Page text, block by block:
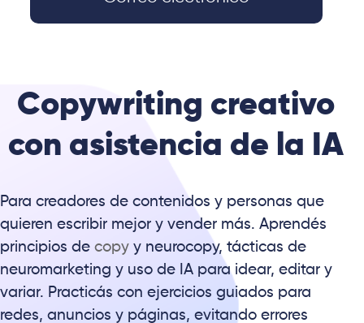
Copywriting creativo
con asistencia de la IA
Para creadores de contenidos y personas que
quieren escribir mejor y vender más. Aprendés
principios de copy y neurocopy, tácticas de
neuromarketing y uso de IA para idear, editar y
variar. Practicás con ejercicios guiados para
redes, anuncios y páginas, evitando errores